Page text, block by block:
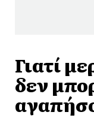
Γιατί
δεν